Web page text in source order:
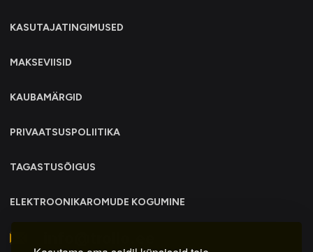
KASUTAJATINGIMUSED
MAKSEVIISID
KAUBAMÄRGID
PRIVAATSUSPOLIITIKA
TAGASTUSÕIGUS
ELEKTROONIKAROMUDE KOGUMINE